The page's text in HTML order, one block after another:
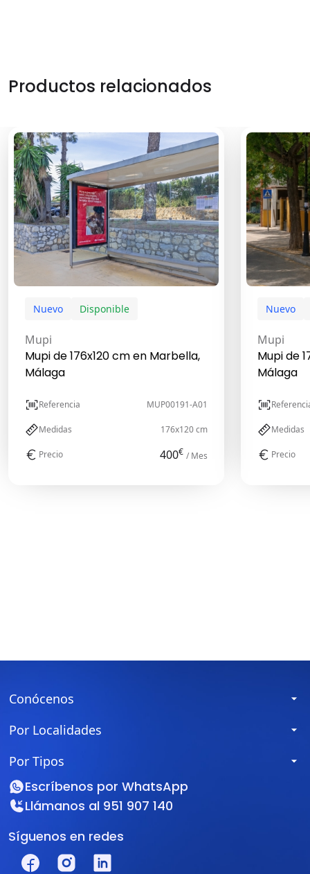
Productos relacionados
Nuevo Disponible
Mupi
Mupi de 176x120 cm en Marbella,
Málaga
Referencia MUP00191-A01
Medidas 176x120 cm
Precio 400€ / Mes
Nuevo
Mupi
Mupi de
Málaga
Medidas
Precio
Conócenos
Por Localidades
Por Tipos
Escríbenos por WhatsApp
Llámanos al 951 907 140
Síguenos en redes